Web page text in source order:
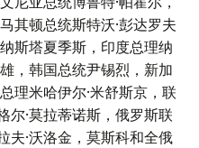
其顿总统斯特沃·彭达罗夫
斯塔夏季斯，印度总理纳
，韩国总统尹锡烈，新加
理米哈伊尔·米舒斯京，联
尔·莫拉蒂诺斯，俄罗斯联
夫·沃洛金，莫斯科和全俄